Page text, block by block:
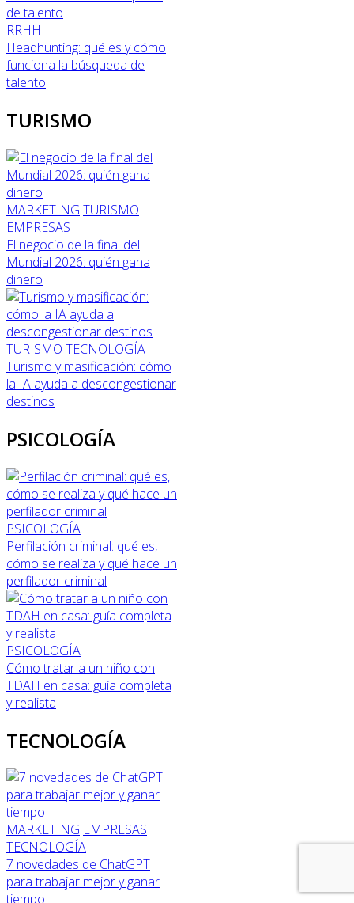
RRHH
Headhunting: qué es y cómo
funciona la búsqueda de
talento
TURISMO
MARKETING TURISMO
EMPRESAS
El negocio de la final del
Mundial 2026: quién gana
dinero
TURISMO TECNOLOGÍA
Turismo y masificación: cómo
la IA ayuda a descongestionar
destinos
PSICOLOGÍA
PSICOLOGÍA
Perfilación criminal: qué es,
cómo se realiza y qué hace un
perfilador criminal
PSICOLOGÍA
Cómo tratar a un niño con
TDAH en casa: guía completa
y realista
TECNOLOGÍA
MARKETING EMPRESAS
TECNOLOGÍA
7 novedades de ChatGPT
para trabajar mejor y ganar
tiempo